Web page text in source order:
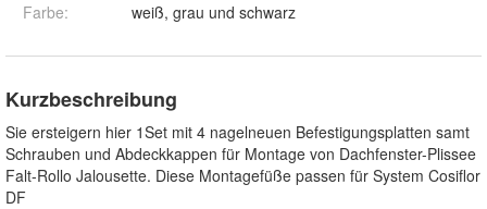
Farbe: weiß, grau und schwarz
Kurzbeschreibung
Sie ersteigern hier 1Set mit 4 nagelneuen Befestigungsplatten samt
Schrauben und Abdeckkappen für Montage von Dachfenster-Plissee
Falt-Rollo Jalousette. Diese Montagefüße passen für System Cosiflor
DF